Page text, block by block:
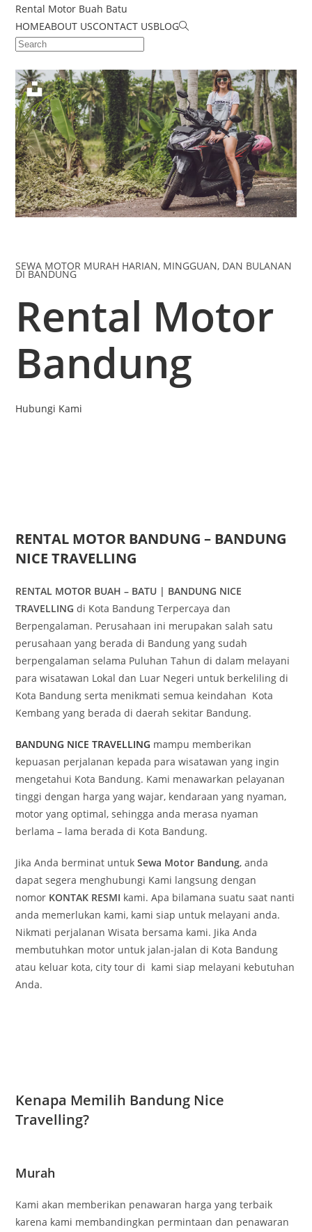
Rental Motor Buah Batu
HOMEABOUT USCONTACT USBLOG
SEWA MOTOR MURAH HARIAN, MINGGUAN, DAN BULANAN
DI BANDUNG
Rental Motor
Bandung
Hubungi Kami
RENTAL MOTOR BANDUNG – BANDUNG
NICE TRAVELLING
RENTAL MOTOR BUAH – BATU | BANDUNG NICE
TRAVELLING di Kota Bandung Terpercaya dan
Berpengalaman. Perusahaan ini merupakan salah satu
perusahaan yang berada di Bandung yang sudah
berpengalaman selama Puluhan Tahun di dalam melayani
para wisatawan Lokal dan Luar Negeri untuk berkeliling di
Kota Bandung serta menikmati semua keindahan Kota
Kembang yang berada di daerah sekitar Bandung.
BANDUNG NICE TRAVELLING mampu memberikan
kepuasan perjalanan kepada para wisatawan yang ingin
mengetahui Kota Bandung. Kami menawarkan pelayanan
tinggi dengan harga yang wajar, kendaraan yang nyaman,
motor yang optimal, sehingga anda merasa nyaman
berlama – lama berada di Kota Bandung.
Jika Anda berminat untukSewa Motor Bandung, anda
dapat segera menghubungi Kami langsung dengan
nomor KONTAK RESMI kami. Apa bilamana suatu saat nanti
anda memerlukan kami, kami siap untuk melayani anda.
Nikmati perjalanan Wisata bersama kami. Jika Anda
membutuhkan motor untuk jalan-jalan di Kota Bandung
atau keluar kota, city tour di kami siap melayani kebutuhan
Anda.
Kenapa Memilih Bandung Nice
Travelling?
Murah
Kami akan memberikan penawaran harga yang terbaik
karena kami membandingkan permintaan dan penawaran